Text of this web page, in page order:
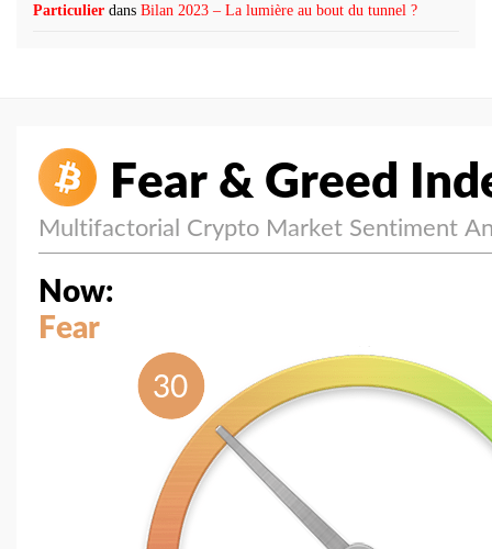
Particulier dans Bilan 2023 – La lumière au bout du tunnel ?